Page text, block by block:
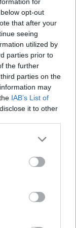
opt-out
that after your
seeing
utilized by
parties prior to
the further
parties on the
may
IAB’s List of
it to other